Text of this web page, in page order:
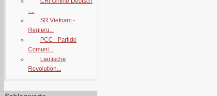
-...
SR Vietnam -
Regieru...
PCC - Partido
Comuni...
Laotische
Revolution...